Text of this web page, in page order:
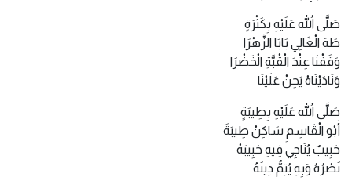
صَلَّى اللهُ عَلَيْهِ بِكَثْرَةٍ
طَهَ الْغَالِي بَابَا الزَّهْرَا
وَقَفْنَا عِنْدَ الْقُبَّةِ الْخَضْرَا
وَنَادَيْنَاهُ يَحِنْ عَلَيْنَا
صَلَّى اللهُ عَلَيْهِ بِطِيبَةٍ
أَبُو الْقَاسِمِ سَاكِنُ طِيبَةَ
حَبِيبٌ يُنَاجِي فِيهِ حَبِيبَهُ
نَصْرُهُ وَبِهِ يُتِمُّ دِينَهُ